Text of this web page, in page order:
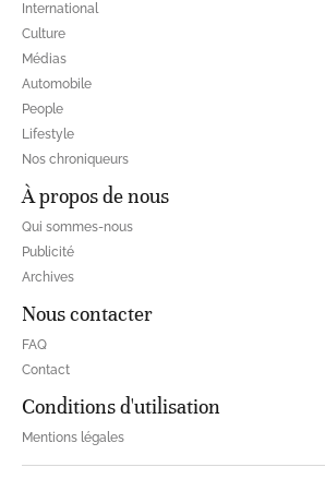
International
Culture
Médias
Automobile
People
Lifestyle
Nos chroniqueurs
À propos de nous
Qui sommes-nous
Publicité
Archives
Nous contacter
FAQ
Contact
Conditions d'utilisation
Mentions légales